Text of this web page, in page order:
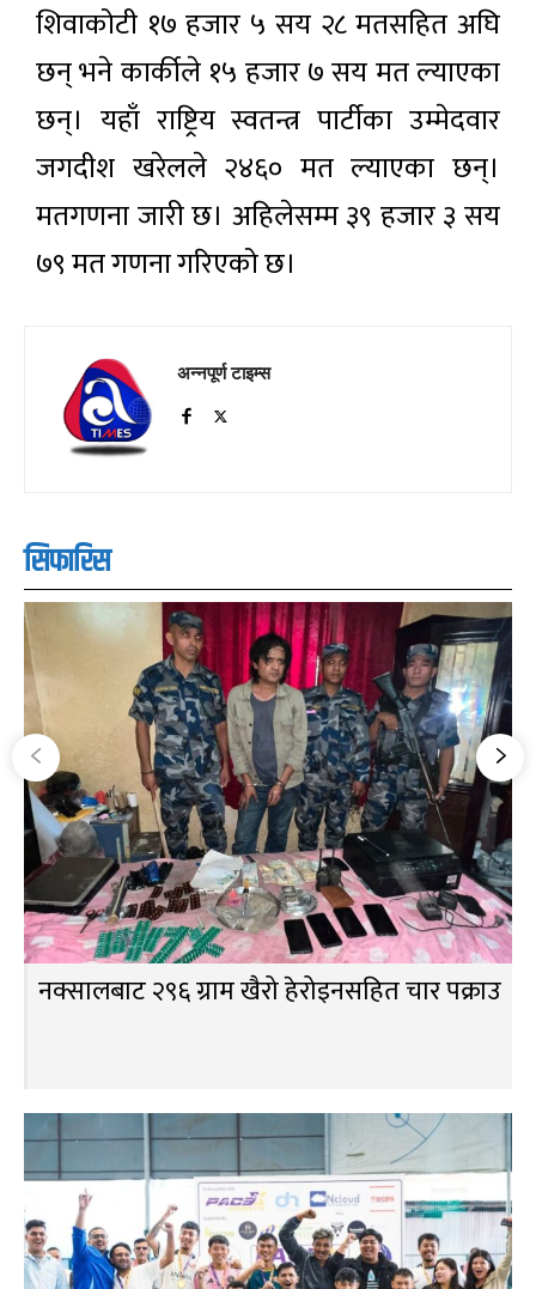
शिवाकोटी १७ हजार ५ सय २८ मतसहित अघि
छन् भने कार्कीले १५ हजार ७ सय मत ल्याएका
छन्। यहाँ राष्ट्रिय स्वतन्त्र पार्टीका उम्मेदवार
जगदीश खरेलले २४६० मत ल्याएका छन्।
मतगणना जारी छ। अहिलेसम्म ३९ हजार ३ सय
७९ मत गणना गरिएको छ।
अन्नपूर्ण टाइम्स
सिफारिस
नक्सालबाट २९६ ग्राम खैरो हेरोइनसहित चार पक्राउ